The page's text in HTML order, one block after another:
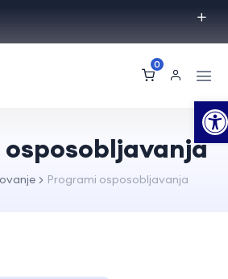
0
osposobljavanja
Programi osposobljavanja